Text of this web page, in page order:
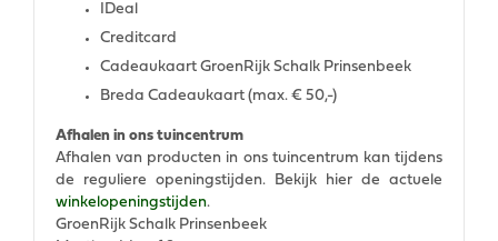
IDeal
Creditcard
Cadeaukaart GroenRijk Schalk Prinsenbeek
Breda Cadeaukaart (max. € 50,-)
Afhalen in ons tuincentrum
Afhalen van producten in ons tuincentrum kan tijdens
de reguliere openingstijden. Bekijk hier de actuele
winkelopeningstijden.
GroenRijk Schalk Prinsenbeek